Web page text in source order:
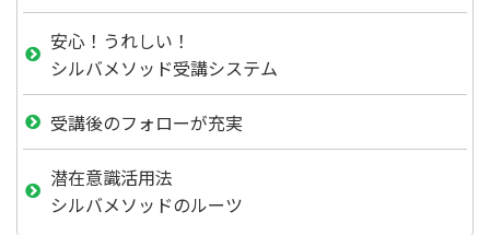
安心！うれしい！
シルバメソッド受講システム
受講後のフォローが充実
潜在意識活用法
シルバメソッドのルーツ